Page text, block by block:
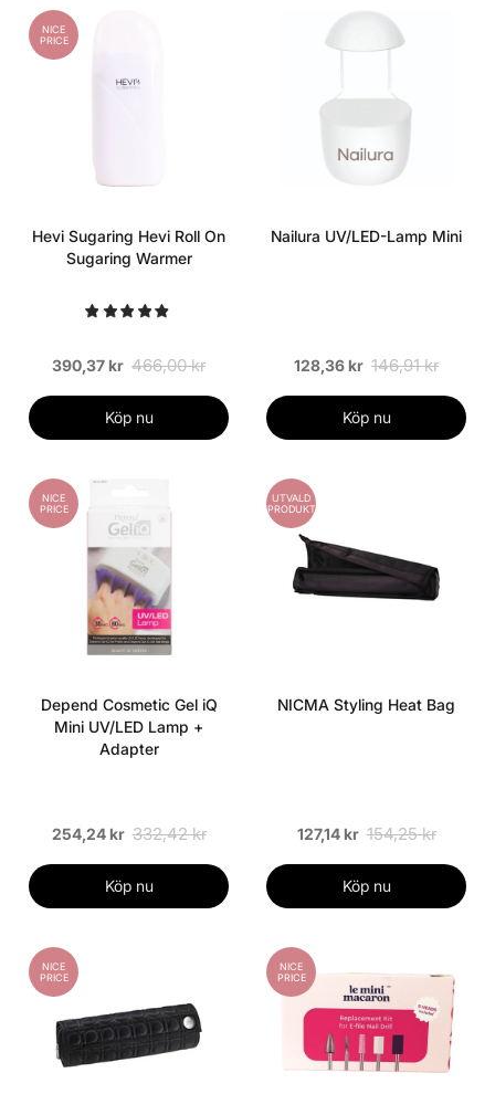
NICE
PRICE
Hevi Sugaring Hevi Roll On
Sugaring Warmer
390,37 kr 466,00 kr
Köp nu
Nailura UV/LED-Lamp Mini
128,36 kr 146,91 kr
Köp nu
NICE
PRICE
Depend Cosmetic Gel iQ
Mini UV/LED Lamp +
Adapter
254,24 kr 332,42 kr
Köp nu
UTVALD
PRODUKT
NICMA Styling Heat Bag
127,14 kr 154,25 kr
Köp nu
NICE
PRICE
NICE
PRICE